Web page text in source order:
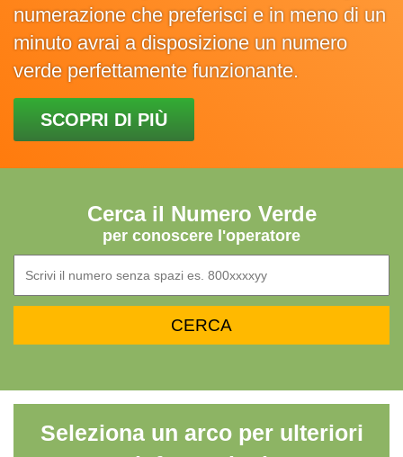
numerazione che preferisci e in meno di un
minuto avrai a disposizione un numero
verde perfettamente funzionante.
SCOPRI DI PIÙ
Cerca il Numero Verde
per conoscere l'operatore
Seleziona un arco per ulteriori